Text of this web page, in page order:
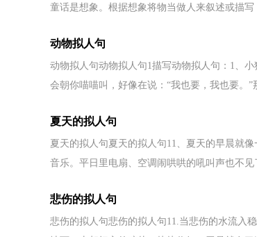
童话是想象。根据想象将物当做人来叙述或描写
动物拟人句
动物拟人句动物拟人句1描写动物拟人句：1、
会朝你喵喵叫，好像在说：“我也要，我也要。”
夏天的拟人句
夏天的拟人句夏天的拟人句11、夏天的早晨就
音乐。平日里电扇、空调闹哄哄的吼叫声也不见
悲伤的拟人句
悲伤的拟人句悲伤的拟人句11.当悲伤的水流入